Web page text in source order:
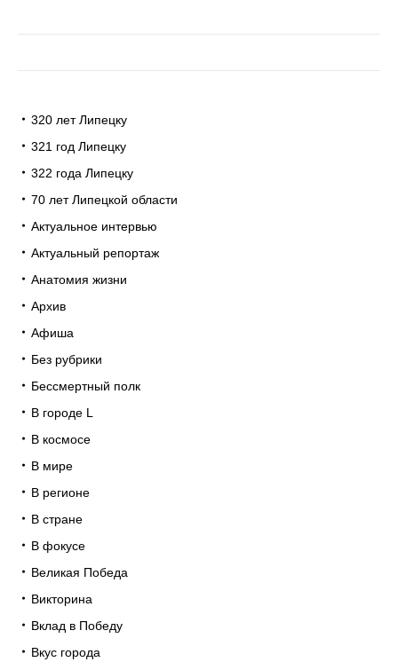
320 лет Липецку
321 год Липецку
322 года Липецку
70 лет Липецкой области
Актуальное интервью
Актуальный репортаж
Анатомия жизни
Архив
Афиша
Без рубрики
Бессмертный полк
В городе L
В космосе
В мире
В регионе
В стране
В фокусе
Великая Победа
Викторина
Вклад в Победу
Вкус города